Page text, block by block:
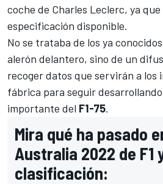
coche de Charles Leclerc, ya
especificación disponible.
No se trataba de los ya conocidos
alerón delantero, sino de un
recoger datos que servirán a los
fábrica para seguir
importante del F1-75.
Mira qué ha pasado
Australia 2022 de F1
clasificación: